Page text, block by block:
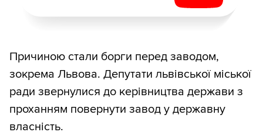
Причиною стали борги перед заводом,
зокрема Львова. Депутати львівської міської
ради звернулися до керівництва держави з
проханням повернути завод у державну
власність.